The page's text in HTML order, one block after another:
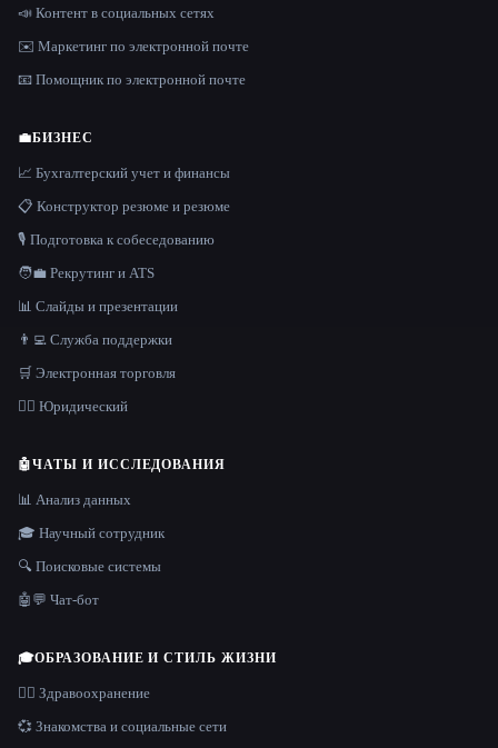
📣 Контент в социальных сетях
✉️ Маркетинг по электронной почте
📧 Помощник по электронной почте
💼БИЗНЕС
📈 Бухгалтерский учет и финансы
📋 Конструктор резюме и резюме
🎙️ Подготовка к собеседованию
🧑‍💼 Рекрутинг и ATS
📊 Слайды и презентации
👨‍💻 Служба поддержки
🛒 Электронная торговля
👩‍⚖️ Юридический
🤖ЧАТЫ И ИССЛЕДОВАНИЯ
📊 Анализ данных
🎓 Научный сотрудник
🔍 Поисковые системы
🤖💬 Чат-бот
🎓ОБРАЗОВАНИЕ И СТИЛЬ ЖИЗНИ
👩‍⚕️ Здравоохранение
💞 Знакомства и социальные сети